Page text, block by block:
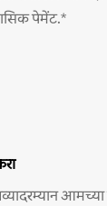
पेमेंट.*
आमच्या